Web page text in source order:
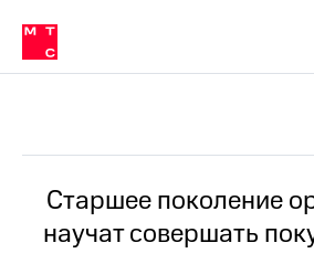
Медиа-центр
и акционерам
Устойчивое развитие
Комплаенс и деловая этика
компании
Карьера
История
компании
в МТС
Пресс-
релизы
Старшее поколение
научат совершать